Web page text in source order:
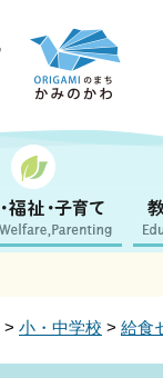
> 小・中学校 > 給食